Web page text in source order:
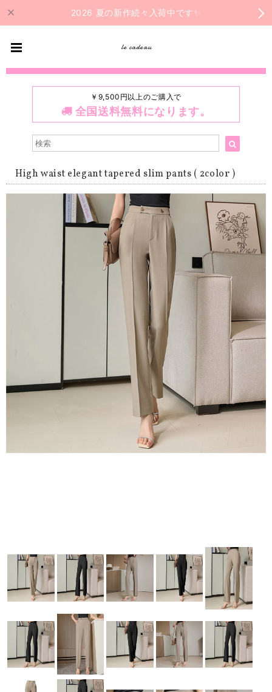
2026 夏の新作続々入荷中です✨
le cadeau
￥9,500円以上のご購入で
全国送料無料になります。
High waist elegant tapered slim pants ( 2color )